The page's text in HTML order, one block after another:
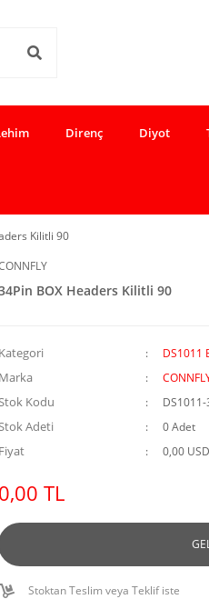
Direnç Diyot
Kilitli 90
BOX Headers Kilitli 90
Kategori DS1011
Marka
Kodu DS1011-
Adeti 0 Adet
Fiyat 0,00
0,00 TL
Stoktan Teslim veya Teklif iste